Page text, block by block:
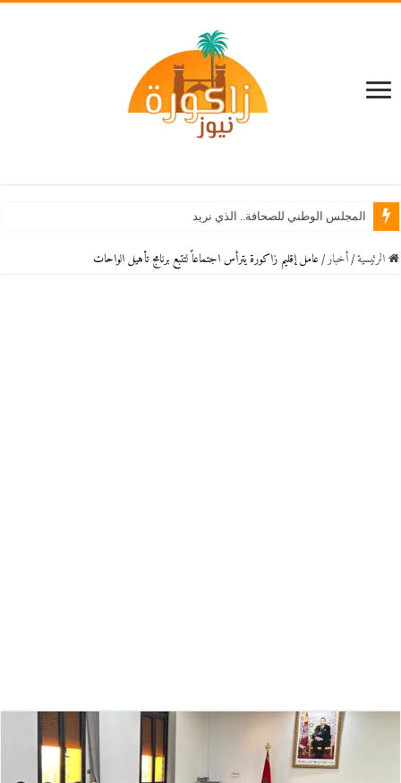
است
الرئيسية / أخبار / عامل إقليم زاكورة يترأس اجتماعاً لتتبع برنامج تأهيل الواحات